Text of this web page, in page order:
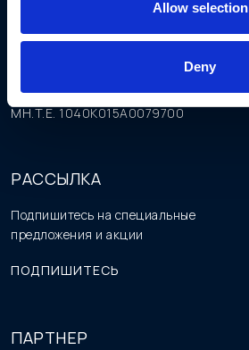
Allow selection
Deny
Elounda Bay Palace
bay@eloundabay.gr
MH.T.E. 1040K015A0079700
РАССЫЛКА
Подпишитесь на специальные
предложения и акции
ПОДПИШИТЕСЬ
ПАРТНЕР